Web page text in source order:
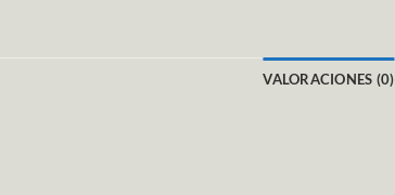
VALORACIONES (0)